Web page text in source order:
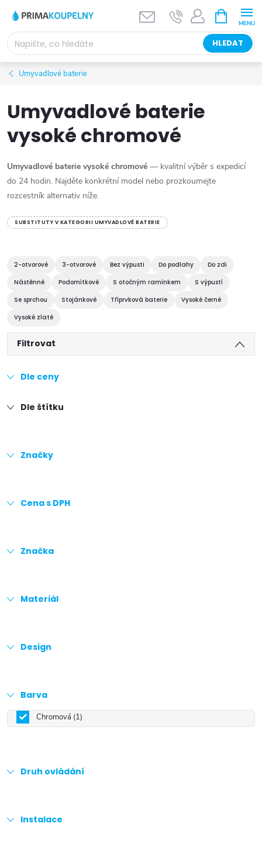
obsah
HLEDAT
NÁKUPNÍ
KOŠÍK
Umyvadlové baterie
Umyvadlové baterie
vysoké chromové
Umyvadlové baterie vysoké chromové — kvalitní výběr s expedicí
do 24 hodin. Najděte konkrétní model nebo prozkoumejte
rozcestník alternativ níže.
SUBSTITUTY V KATEGORII UMYVADLOVÉ BATERIE
2-otvorové 3-otvorové Bez výpusti Do podlahy
Do zdi
Nástěnné
Podomítkové S otočným ramínkem
S výpustí
Se sprchou
Stojánkové Tříprvková baterie
Vysoké černé
Vysoké zlaté
Filtrovat
Dle ceny
Dle štítku
Značky
Cena s DPH
Značka
Materiál
Design
Barva
Chromová 1
Druh ovládání
Instalace